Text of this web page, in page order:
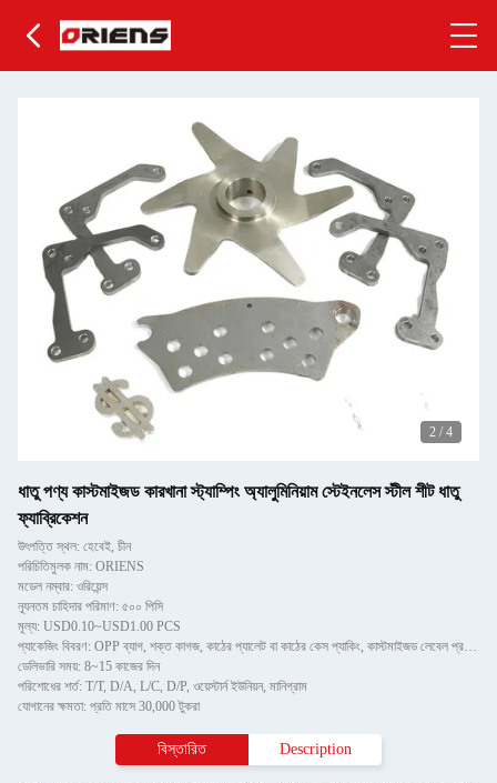
2 / 4
ধাতু পণ্য কাস্টমাইজড কারখানা স্ট্যাম্পিং অ্যালুমিনিয়াম স্টেইনলেস স্টীল শীট ধাতু
ফ্যাব্রিকেশন
উৎপত্তি স্থল: হেবেই, চীন
পরিচিতিমুলক নাম: ORIENS
মডেল নম্বার: ওরিয়েন্স
ন্যূনতম চাহিদার পরিমাণ: ৫০০ পিসি
মূল্য: USD0.10~USD1.00 PCS
প্যাকেজিং বিবরণ: OPP ব্যাগ, শক্ত কাগজ, কাঠের প্যালেট বা কাঠের কেস প্যাকিং, কাস্টমাইজড লেবেল প্রদান করতে পারে
ডেলিভারি সময়: 8~15 কাজের দিন
পরিশোধের শর্ত: T/T, D/A, L/C, D/P, ওয়েস্টার্ন ইউনিয়ন, মানিগ্রাম
যোগানের ক্ষমতা: প্রতি মাসে 30,000 টুকরা
বিস্তারিত Description